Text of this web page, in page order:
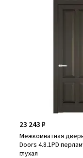
23 243 ₽
Межкомнатная
Doors 4.8.1PD
глухая